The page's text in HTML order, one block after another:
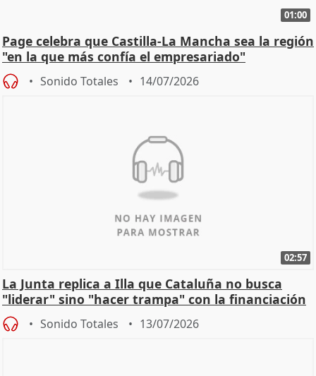
01:00
Page celebra que Castilla-La Mancha sea la región
"en la que más confía el empresariado"
Sonido Totales 14/07/2026
02:57
La Junta replica a Illa que Cataluña no busca
"liderar" sino "hacer trampa" con la financiación
Sonido Totales 13/07/2026